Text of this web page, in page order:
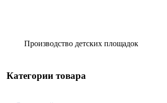
Производство детских площадок
Категории товара